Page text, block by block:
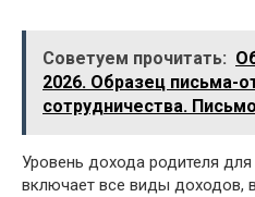
Советуем прочитать:
2026. Образец письма-
сотрудничества.
Уровень дохода родителя
включает все виды доходов,